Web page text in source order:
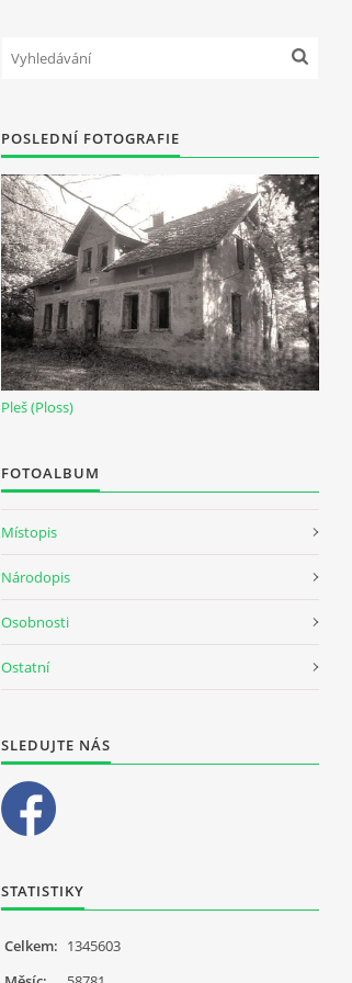
POSLEDNÍ FOTOGRAFIE
Pleš (Ploss)
FOTOALBUM
Místopis
Národopis
Osobnosti
Ostatní
SLEDUJTE NÁS
STATISTIKY
Celkem: 1345603